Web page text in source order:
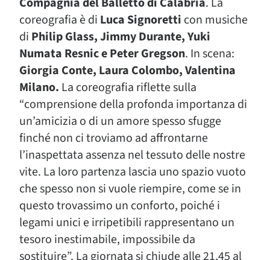
coreografia è di Luca Signoretti con musiche
di Philip Glass, Jimmy Durante, Yuki
Numata Resnic e Peter Gregson. In scena:
Giorgia Conte, Laura Colombo, Valentina
Milano. La coreografia riflette sulla
“comprensione della profonda importanza di
un’amicizia o di un amore spesso sfugge
finché non ci troviamo ad affrontarne
l’inaspettata assenza nel tessuto delle nostre
vite. La loro partenza lascia uno spazio vuoto
che spesso non si vuole riempire, come se in
questo trovassimo un conforto, poiché i
legami unici e irripetibili rappresentano un
tesoro inestimabile, impossibile da
sostituire”. La giornata si chiude alle 21,45 al